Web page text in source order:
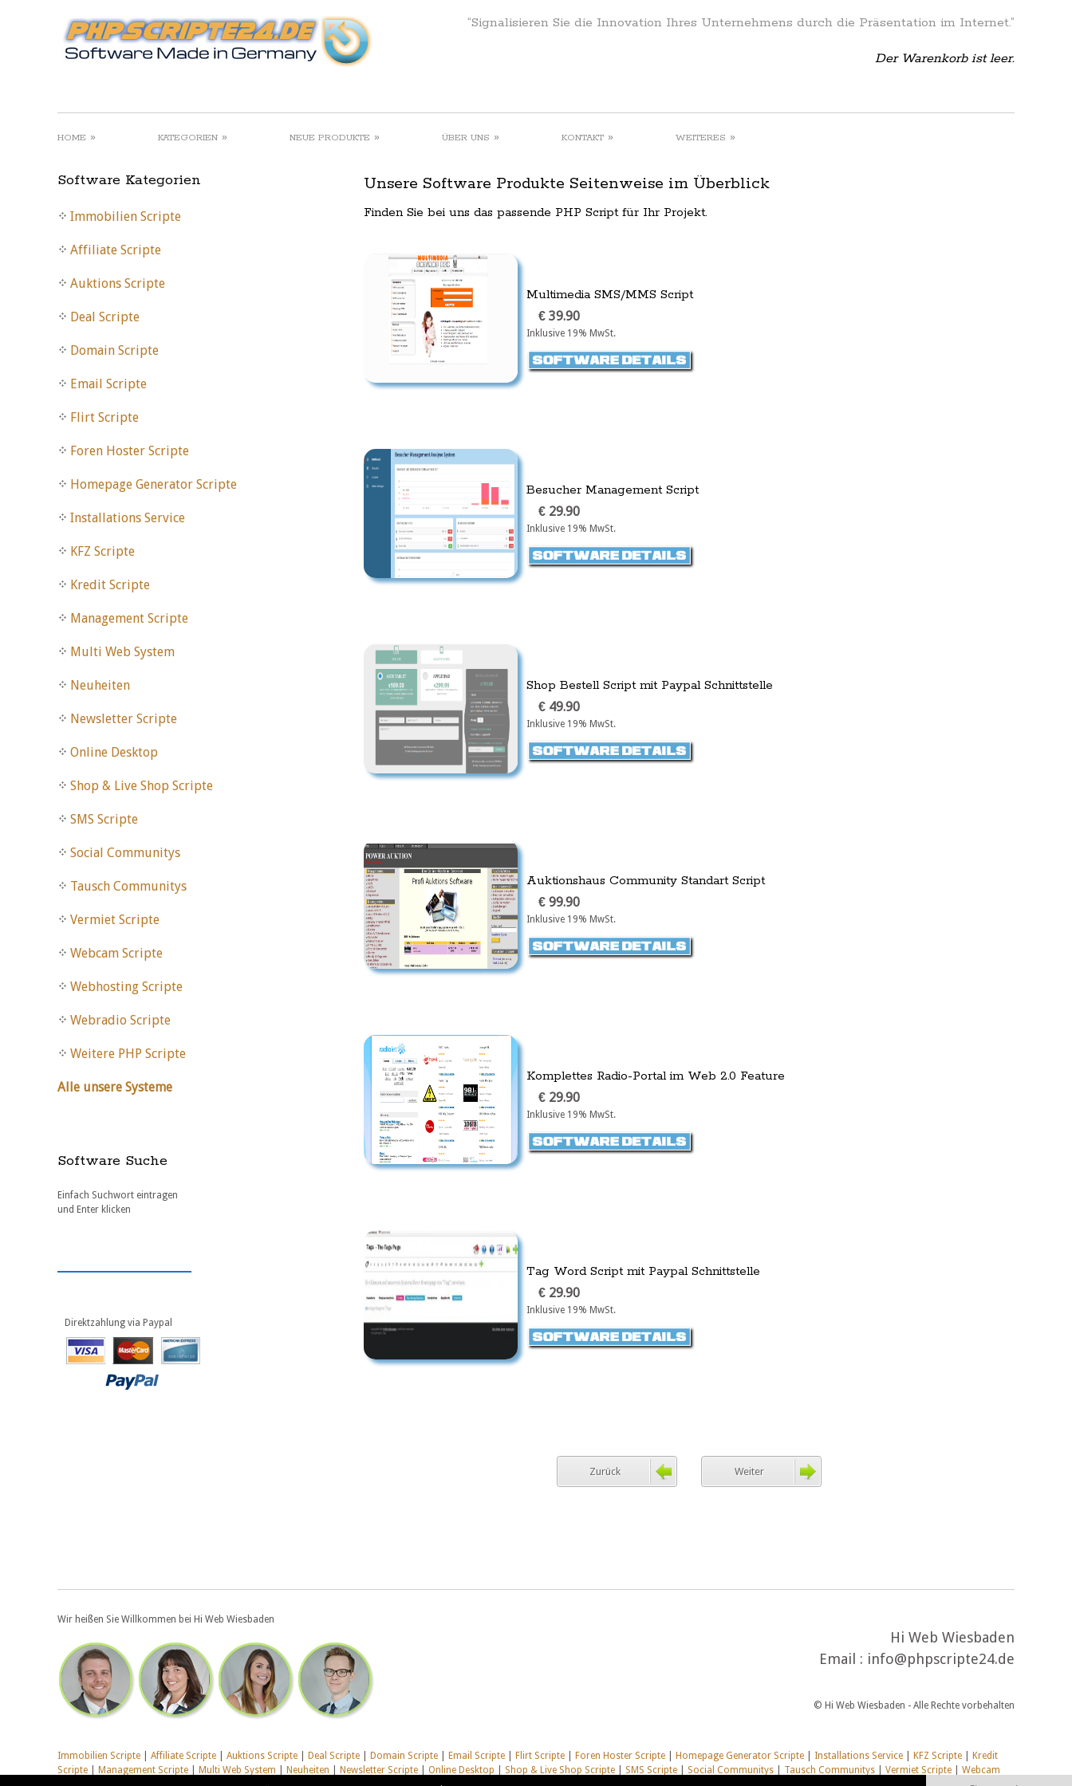
“Signalisieren Sie die Innovation Ihres Unternehmens durch die Präsentation im Internet.”
Der Warenkorb ist leer.
HOME » KATEGORIEN » NEUE PRODUKTE » ÜBER UNS » KONTAKT » WEITERES »
Unsere Software Produkte Seitenweise im Überblick
Finden Sie bei uns das passende PHP Script für Ihr Projekt.
Multimedia SMS/MMS Script
€ 39.90
Inklusive 19% MwSt.
Besucher Management Script
€ 29.90
Inklusive 19% MwSt.
Shop Bestell Script mit Paypal Schnittstelle
€ 49.90
Inklusive 19% MwSt.
Auktionshaus Community Standart Script
€ 99.90
Inklusive 19% MwSt.
Komplettes Radio-Portal im Web 2.0 Feature
€ 29.90
Inklusive 19% MwSt.
Tag Word Script mit Paypal Schnittstelle
€ 29.90
Inklusive 19% MwSt.
Zurück Weiter
Software Kategorien
Immobilien Scripte
Affiliate Scripte
Auktions Scripte
Deal Scripte
Domain Scripte
Email Scripte
Flirt Scripte
Foren Hoster Scripte
Homepage Generator Scripte
Installations Service
KFZ Scripte
Kredit Scripte
Management Scripte
Multi Web System
Neuheiten
Newsletter Scripte
Online Desktop
Shop & Live Shop Scripte
SMS Scripte
Social Communitys
Tausch Communitys
Vermiet Scripte
Webcam Scripte
Webhosting Scripte
Webradio Scripte
Weitere PHP Scripte
Alle unsere Systeme
Software Suche
Einfach Suchwort eintragen
und Enter klicken
Direktzahlung via Paypal
Wir heißen Sie Willkommen bei Hi Web Wiesbaden
Hi Web Wiesbaden
Email : info@phpscripte24.de
© Hi Web Wiesbaden - Alle Rechte vorbehalten
Immobilien Scripte Affiliate Scripte Auktions Scripte Deal Scripte Domain Scripte Email Scripte Flirt Scripte Foren Hoster Scripte Homepage Generator Scripte Installations Service KFZ Scripte
Kredit
Scripte
Management Scripte Multi Web System Neuheiten Newsletter Scripte Online Desktop Shop & Live Shop Scripte SMS Scripte Social Communitys Tausch Communitys Vermiet Scripte
Webcam